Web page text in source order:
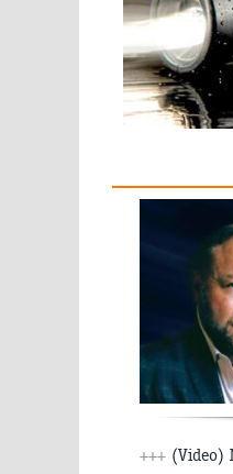
+++ (Video)